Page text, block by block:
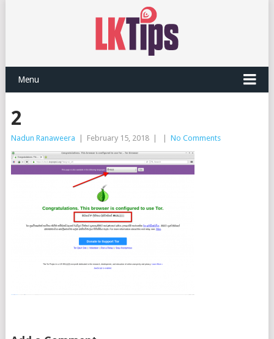
Menu
2
Nadun Ranaweera February 15, 2018 No Comments